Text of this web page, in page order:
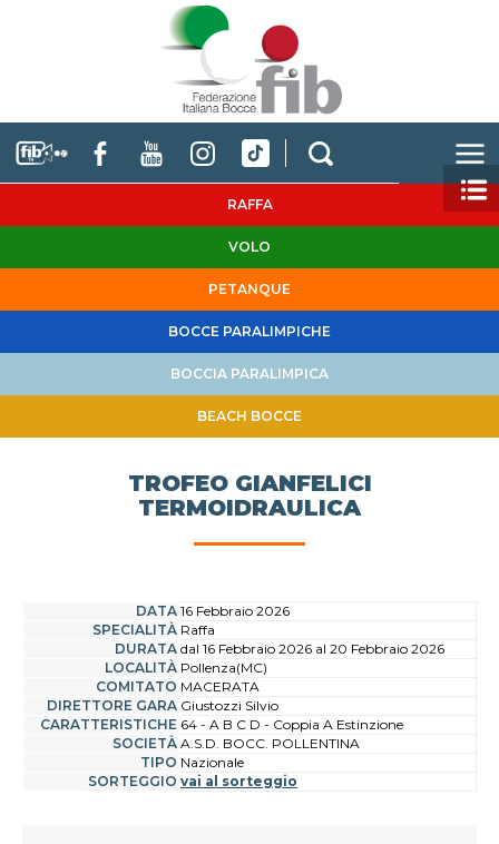
RAFFA
VOLO
PETANQUE
BOCCE PARALIMPICHE
BOCCIA PARALIMPICA
BEACH BOCCE
TROFEO GIANFELICI
TERMOIDRAULICA
DATA 16 Febbraio 2026
SPECIALITÀ Raffa
DURATA dal 16 Febbraio 2026 al 20 Febbraio 2026
LOCALITÀ Pollenza(MC)
COMITATO MACERATA
DIRETTORE GARA Giustozzi Silvio
CARATTERISTICHE 64 - A B C D - Coppia A Estinzione
SOCIETÀ A.S.D. BOCC. POLLENTINA
TIPO Nazionale
SORTEGGIO vai al sorteggio